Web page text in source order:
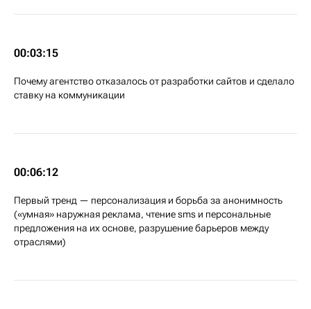
00:03:15
Почему агентство отказалось от разработки сайтов и сделало
ставку на коммуникации
00:06:12
Первый тренд — персонализация и борьба за анонимность
(«умная» наружная реклама, чтение sms и персональные
предложения на их основе, разрушение барьеров между
отраслями)